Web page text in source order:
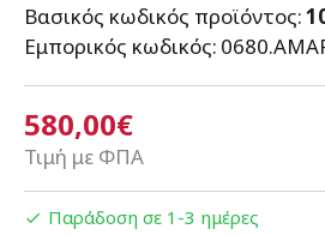
580,00€
Τιμή με ΦΠΑ
Βασικός κωδικός προϊόντος:
Εμπορικός κωδικός:
Παράδοση σε 1-3 ημέρες